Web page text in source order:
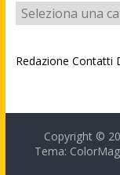
Categorie
Redazione Contatti
Copyright ©
Tema: